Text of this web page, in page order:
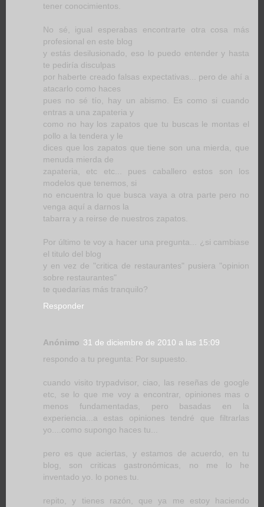
tener conocimientos.
No sé, igual esperabas encontrarte otra cosa más
profesional en este blog
y estás desilusionado, eso lo puedo entender y hasta
te pediría disculpas
por haberte creado falsas expectativas... pero de ahí a
atacarlo como haces
pues no sé tío, hay un abismo. Es como si cuando
entras a una zapateria y
como no hay los zapatos que tu buscas le montas el
pollo a la tendera y le
dices que los zapatos que tiene son una mierda, que
menuda mierda de
zapateria, etc etc... pues caballero estos son los
modelos que tenemos, si
no encuentra lo que busca vaya a otra parte pero no
venga aquí a darnos la
tabarra y a reirse de nuestros zapatos.
Por último te voy a hacer una pregunta... ¿si cambiase
el titulo del blog
y en vez de "critica de restaurantes" pusiera "opinion
sobre restaurantes"
te quedarías más tranquilo?
Responder
Anónimo 31 de diciembre de 2010 a las 15:09
respondo a tu pregunta: Por supuesto.
cuando visito trypadvisor, ciao, las reseñas de google
etc, se lo que me voy a encontrar, opiniones mas o
menos fundamentadas, pero basadas en la
experiencia...a estas opiniones tendré que filtrarlas
yo....como supongo haces tu...
pero es que aciertas, y estamos de acuerdo, en tu
blog, son criticas gastronómicas, no me lo he
inventado yo. lo pones tu.
repito, y tienes razón, que ya me estoy haciendo